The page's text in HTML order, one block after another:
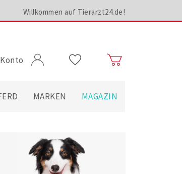
Willkommen auf Tierarzt24.de!
MARKEN MAGAZIN